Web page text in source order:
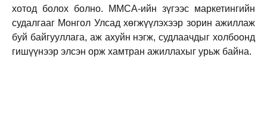
хотод болох болно. ММСА-ийн зүгээс маркетингийн
судалгааг Монгол Улсад хөгжүүлэхээр зорин ажиллаж
буй байгууллага, аж ахуйн нэгж, судлаачдыг холбоонд
гишүүнээр элсэн орж хамтран ажиллахыг урьж байна.